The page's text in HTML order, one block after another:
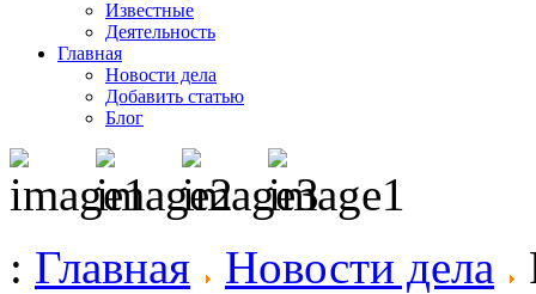
Известные
Деятельность
Главная
Новости дела
Добавить статью
Блог
: Главная Новости дела